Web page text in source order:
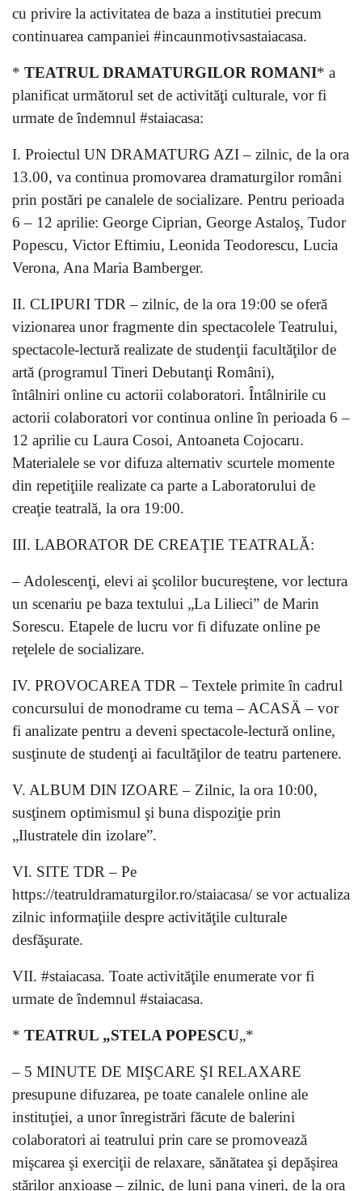
cu privire la activitatea de baza a institutiei precum
continuarea campaniei #incaunmotivsastaiacasa.
* TEATRUL DRAMATURGILOR ROMANI* a
planificat următorul set de activităţi culturale, vor fi
urmate de îndemnul #staiacasa:
I. Proiectul UN DRAMATURG AZI – zilnic, de la ora
13.00, va continua promovarea dramaturgilor români
prin postări pe canalele de socializare. Pentru perioada
6 – 12 aprilie: George Ciprian, George Astaloş, Tudor
Popescu, Victor Eftimiu, Leonida Teodorescu, Lucia
Verona, Ana Maria Bamberger.
II. CLIPURI TDR – zilnic, de la ora 19:00 se oferă
vizionarea unor fragmente din spectacolele Teatrului,
spectacole-lectură realizate de studenţii facultăţilor de
artă (programul Tineri Debutanţi Români),
întâlniri online cu actorii colaboratori. Întâlnirile cu
actorii colaboratori vor continua online în perioada 6 –
12 aprilie cu Laura Cosoi, Antoaneta Cojocaru.
Materialele se vor difuza alternativ scurtele momente
din repetiţiile realizate ca parte a Laboratorului de
creaţie teatrală, la ora 19:00.
III. LABORATOR DE CREAŢIE TEATRALĂ:
– Adolescenţi, elevi ai şcolilor bucureştene, vor lectura
un scenariu pe baza textului „La Lilieci” de Marin
Sorescu. Etapele de lucru vor fi difuzate online pe
reţelele de socializare.
IV. PROVOCAREA TDR – Textele primite în cadrul
concursului de monodrame cu tema – ACASÄ – vor
fi analizate pentru a deveni spectacole-lectură online,
susţinute de studenţi ai facultăţilor de teatru partenere.
V. ALBUM DIN IZOARE – Zilnic, la ora 10:00,
susţinem optimismul şi buna dispoziţie prin
„Ilustratele din izolare”.
VI. SITE TDR – Pe
https://teatruldramaturgilor.ro/staiacasa/ se vor actualiza
zilnic informaţiile despre activităţile culturale
desfăşurate.
VII. #staiacasa. Toate activităţile enumerate vor fi
urmate de îndemnul #staiacasa.
* TEATRUL „STELA POPESCU„*
– 5 MINUTE DE MIŞCARE ŞI RELAXARE
presupune difuzarea, pe toate canalele online ale
instituţiei, a unor înregistrări făcute de balerini
colaboratori ai teatrului prin care se promovează
mişcarea şi exerciţii de relaxare, sănătatea şi depăşirea
stărilor anxioase – zilnic, de luni pana vineri, de la ora